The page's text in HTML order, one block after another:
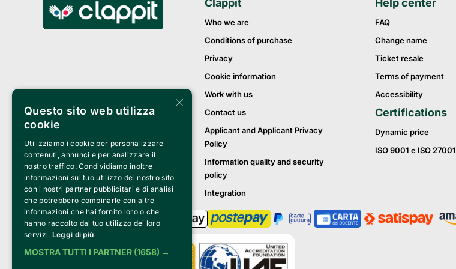
Clappit
Who we are
Conditions of purchase
Privacy
Cookie information
Work with us
Contact us
Applicant and Applicant Privacy
Policy
Information quality and security
policy
Integration
Help center
FAQ
Change name
Ticket resale
Terms of payment
Accessibility
Certifications
Dynamic price
ISO 9001 e ISO 27001
×
Questo sito web utilizza
cookie
Utilizziamo i cookie per personalizzare
contenuti, annunci e per analizzare il
nostro traffico. Condividiamo inoltre
informazioni sul tuo utilizzo del nostro sito
con i nostri partner pubblicitari e di analisi
che potrebbero combinarle con altre
informazioni che hai fornito loro o che
hanno raccolto dal tuo utilizzo dei loro
servizi. Leggi di più
MOSTRA TUTTI I PARTNER (1658) →